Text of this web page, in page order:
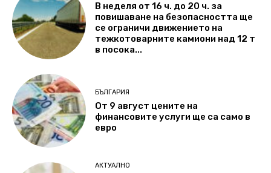
В неделя от 16 ч. до 20 ч. за
повишаване на безопасността ще
се ограничи движението на
тежкотоварните камиони над 12 т
в посока...
БЪЛГАРИЯ
От 9 август цените на
финансовите услуги ще са само в
евро
АКТУАЛНО